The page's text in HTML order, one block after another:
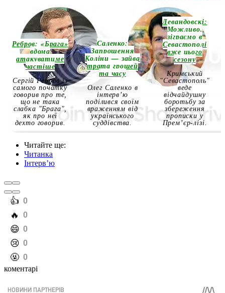
Ребров: «Брага»
вдома
атакуватиме
частіше
Сергій Ребров із
самого початку
говорив про те,
що не така
слабка "Брага",
як про неї
дехто говорив.
Саленко:
Запрошення
Коліни — зайва
трата грошей
та часу
Олег Саленко в
інтерв’ю
поділився своїм
враженням від
українського
суддівства.
Левандовскі:
Можливо,
зіграємо в
Севастополі
вже цього
сезону
Кримський
"Севастополь"
веде
відчайдушну
боротьбу за
збереження
прописки у
Прем’єр-лізі.
Читайте ще:
Читанка
Інтерв’ю
️👍 0
️🔥 0
️😄 0
️😢 0
️🤬 0
коментарі